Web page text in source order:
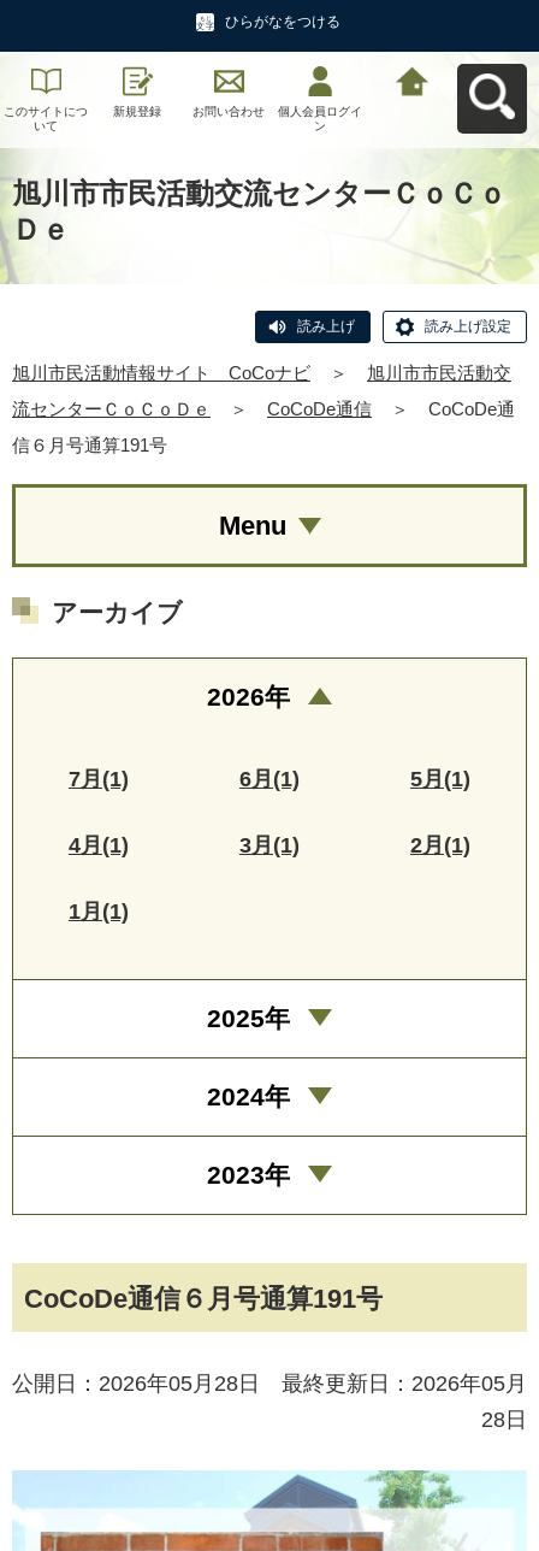
ひらがなをつける
このサイトにつ
いて
新規登録 お問い合わせ
個人会員ログイ
ン
旭川市市民活動交流センターＣｏＣｏ
Ｄｅ
読み上げ 読み上げ設定
旭川市民活動情報サイト CoCoナビ ＞
旭川市市民活動交
流センターＣｏＣｏＤｅ
＞ CoCoDe通信 ＞
CoCoDe通
信６月号通算191号
CoCoDe通信６月号通算191号
公開日：2026年05月28日 最終更新日：2026年05月
28日
Menu
アーカイブ
2026年
7月(1) 6月(1) 5月(1)
4月(1) 3月(1) 2月(1)
1月(1)
2025年
2024年
2023年